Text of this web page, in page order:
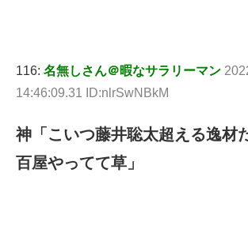
116: 名無しさん＠暇なサラリーマン
14:46:09.31 ID:nlrSwNBkM
神「こいつ藤井聡太超える逸材
百屋やってて草」